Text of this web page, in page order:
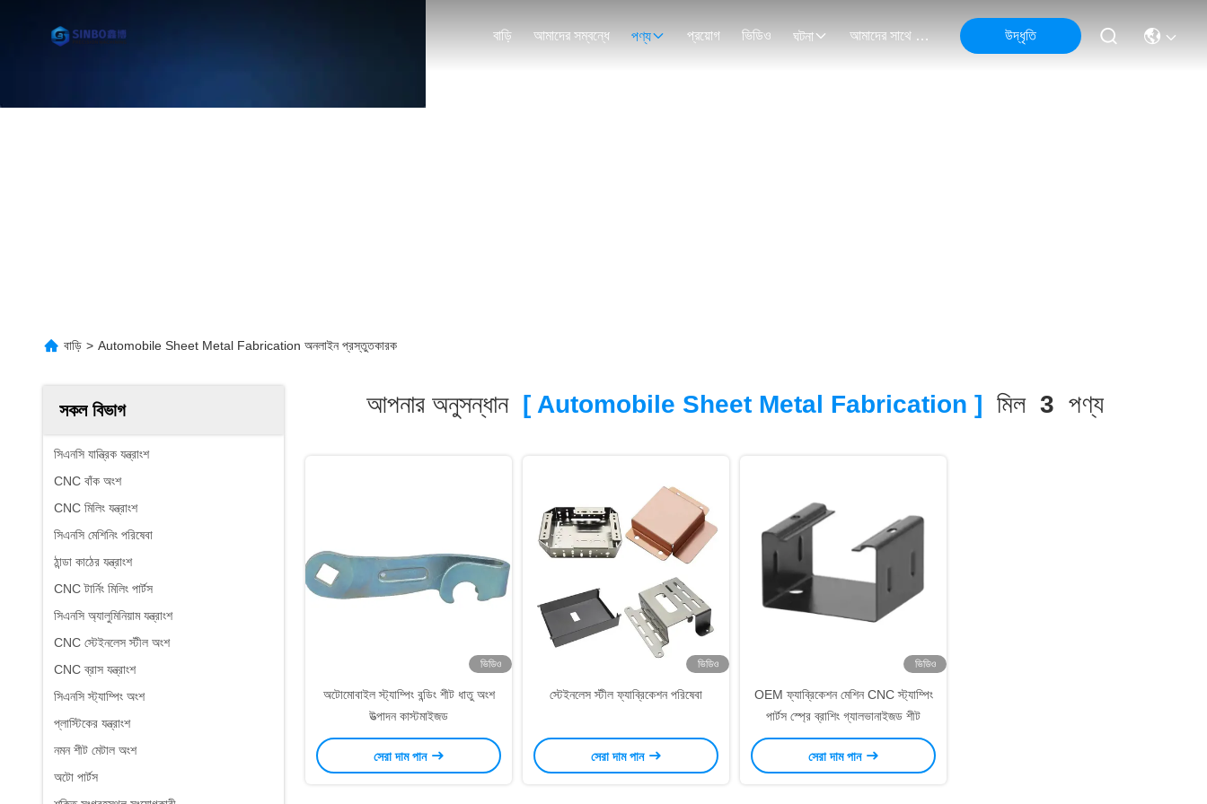
বাড়ি আমাদের সম্বন্ধে পণ্য প্রয়োগ ভিডিও ঘটনা আমাদের সাথে যোগাযোগ উদ্ধৃতি
বাড়ি > Automobile Sheet Metal Fabrication অনলাইন প্রস্তুতকারক
সকল বিভাগ
সিএনসি যান্ত্রিক যন্ত্রাংশ
CNC বাঁক অংশ
CNC মিলিং যন্ত্রাংশ
সিএনসি মেশিনিং পরিষেবা
ঠান্ডা কাঠের যন্ত্রাংশ
CNC টার্নিং মিলিং পার্টস
সিএনসি অ্যালুমিনিয়াম যন্ত্রাংশ
CNC স্টেইনলেস স্টীল অংশ
CNC ব্রাস যন্ত্রাংশ
সিএনসি স্ট্যাম্পিং অংশ
প্লাস্টিকের যন্ত্রাংশ
নমন শীট মেটাল অংশ
অটো পার্টস
আপনার অনুসন্ধান[ Automobile Sheet Metal Fabrication ] মিল 3 পণ্য
ভিডিও
অটোমোবাইল স্ট্যাম্পিং বন্ডিং শীট ধাতু অংশ
উত্পাদন কাস্টমাইজড
সেরা দাম পান
ভিডিও
স্টেইনলেস স্টীল ফ্যাব্রিকেশন পরিষেবা
সেরা দাম পান
ভিডিও
OEM ফ্যাব্রিকেশন মেশিন CNC স্ট্যাম্পিং
পার্টস স্প্রে ব্রাশিং গ্যালভানাইজড শীট
সেরা দাম পান